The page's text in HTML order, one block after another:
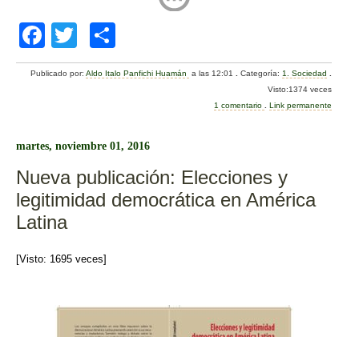
F
a
b
o
k
wi
tt
o
m
ar
Publicado por:Aldo Italo Panfichi Huamán a las 12:01 .Categoría: 1. Sociedad
Visto:1374 veces
1 comentario
Link permanente
martes, noviembre 01, 2016
Nueva publicación: Elecciones y
legitimidad democrática en América
Latina
[Visto: 1695 veces]